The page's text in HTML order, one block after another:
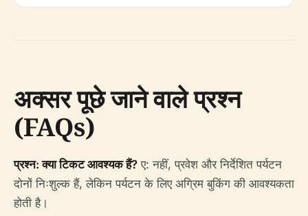
अक्सर पूछे जाने वाले प्रश्न
(FAQs)
प्रश्न: क्या टिकट आवश्यक हैं? ए: नहीं, प्रवेश और निर्देशित पर्यटन
दोनों निःशुल्क हैं, लेकिन पर्यटन के लिए अग्रिम बुकिंग की आवश्यकता
होती है।